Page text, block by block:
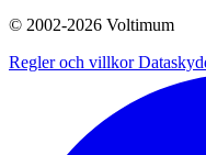
© 2002-2026 Voltimum
Regler och villkor